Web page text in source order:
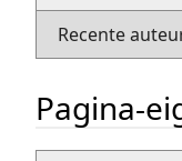
Recente
Pagina-